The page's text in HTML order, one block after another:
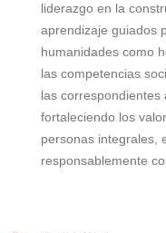
liderazgo en la
aprendizaje guiados
humanidades como
las competencias
las correspondientes
fortaleciendo los
personas integrales,
responsablemente